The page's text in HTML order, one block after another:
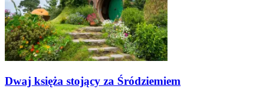
Dwaj księża stojący za Śródziemiem